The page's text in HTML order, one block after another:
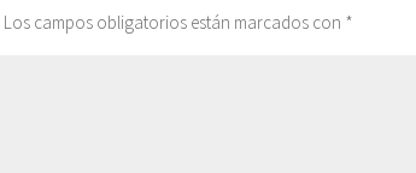
Los campos obligatorios están marcados con *